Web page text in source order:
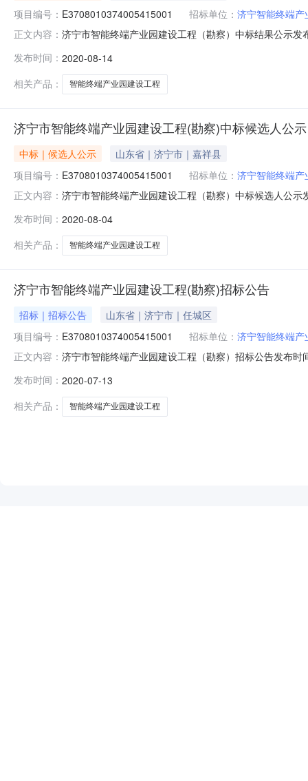
项目编号： E3708010374005415001 招标单位： 济宁智能终端
正文内容： 济宁市智能终端产业园建设工程（勘察）中标结果公示
编制工程勘察文件，为建设项目的工程设计和施工提供
发布时间： 2020-08-14
相关产品：
智能终端产业园建设工程
济宁市智能终端产业园建设工程(勘察)中标候选人公示
中标｜候选人公示
山东省｜济宁市｜嘉祥县
项目编号： E3708010374005415001 招标单位： 济宁智能终端
正文内容： 济宁市智能终端产业园建设工程（勘察）中标候选人公
察纲要，进行勘探、取样、试验、监测等勘察作业，编
发布时间： 2020-08-04
相关产品：
智能终端产业园建设工程
济宁市智能终端产业园建设工程(勘察)招标公告
招标｜招标公告
山东省｜济宁市｜任城区
项目编号： E3708010374005415001 招标单位： 济宁智能终端
正文内容： 济宁市智能终端产业园建设工程（勘察）招标公告发布
工程(勘察）3、标段划分：一个标段4、项目概况：济宁
发布时间： 2020-07-13
相关产品：
智能终端产业园建设工程